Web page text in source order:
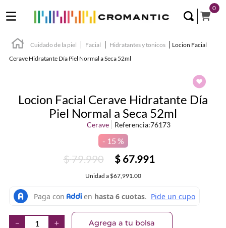
0
Cuidado de la piel Facial Hidratantes y tonicos
Locion Facial
Cerave Hidratante Día Piel Normal a Seca 52ml
Locion Facial Cerave Hidratante Día
Piel Normal a Seca 52ml
Cerave Referencia:76173
15 %
$79.990 $ 67.991
Unidad a $67,991.00
＋
－ Agrega a tu bolsa